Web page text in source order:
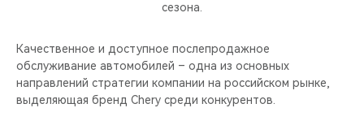
БЛАГОТВОРИТЕЛЬНОСТЬ
CHERY REMOTE
сезона.
Качественное и доступное послепродажное
обслуживание автомобилей – одна из основных
направлений стратегии компании на российском рынке,
выделяющая бренд Chery среди конкурентов.